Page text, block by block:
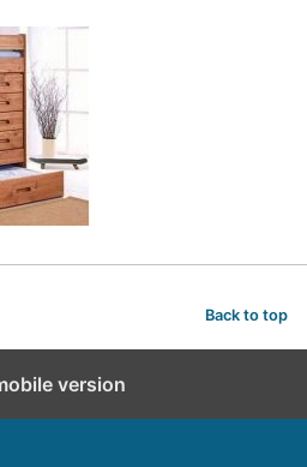
Back to top
version